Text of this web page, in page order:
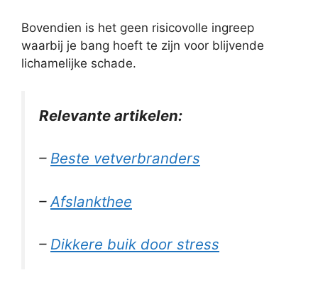
Bovendien is het geen risicovolle ingreep
waarbij je bang hoeft te zijn voor blijvende
lichamelijke schade.
Relevante artikelen:
– Beste vetverbranders
– Afslankthee
– Dikkere buik door stress